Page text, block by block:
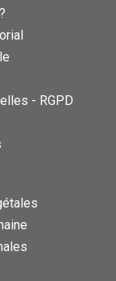
- RGPD